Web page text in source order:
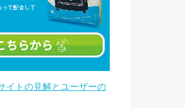
イトの見解とユーザーの